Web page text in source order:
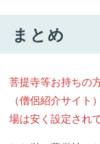
まとめ
菩提寺等お持ちの
（僧侶紹介サイト
場は安く設定され